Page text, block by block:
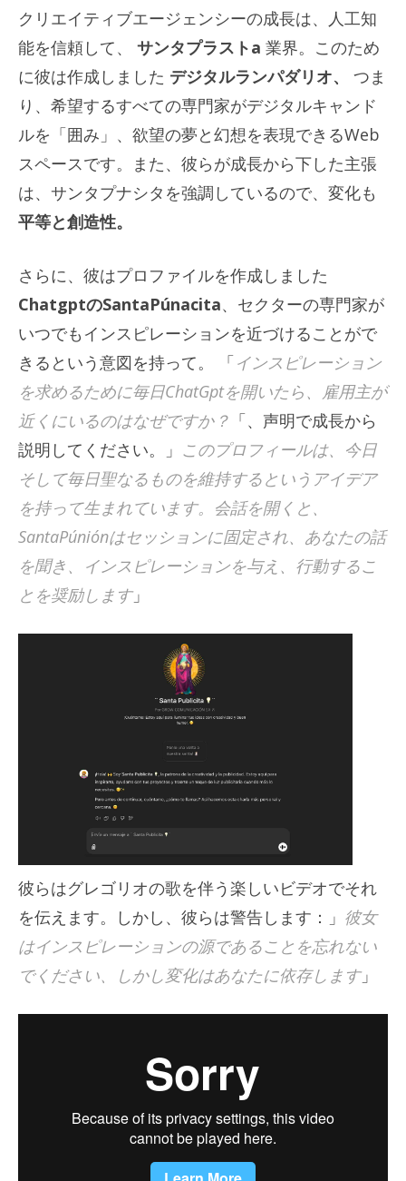
クリエイティブエージェンシーの成長は、人工知
能を信頼して、 サンタプラストa 業界。このため
に彼は作成しました デジタルランパダリオ、
つま
り、希望するすべての専門家がデジタルキャンド
ルを「囲み」、欲望の夢と幻想を表現できるWeb
スペースです。また、彼らが成長から下した主張
は、サンタプナシタを強調しているので、変化も
平等と創造性。
さらに、彼はプロファイルを作成しました
ChatgptのSantaPúnacita、セクターの専門家が
いつでもインスピレーションを近づけることがで
きるという意図を持って。 「インスピレーション
を求めるために毎日ChatGptを開いたら、雇用主が
近くにいるのはなぜですか？ 「、声明で成長から
説明してください。」 このプロフィールは、今日
そして毎日聖なるものを維持するというアイデア
を持って生まれています。会話を開くと、
SantaPúniónはセッションに固定され、あなたの話
を聞き、インスピレーションを与え、行動するこ
とを奨励します」
彼らはグレゴリオの歌を伴う楽しいビデオでそれ
を伝えます。しかし、彼らは警告します：」 彼女
はインスピレーションの源であることを忘れない
でください、しかし変化はあなたに依存します」